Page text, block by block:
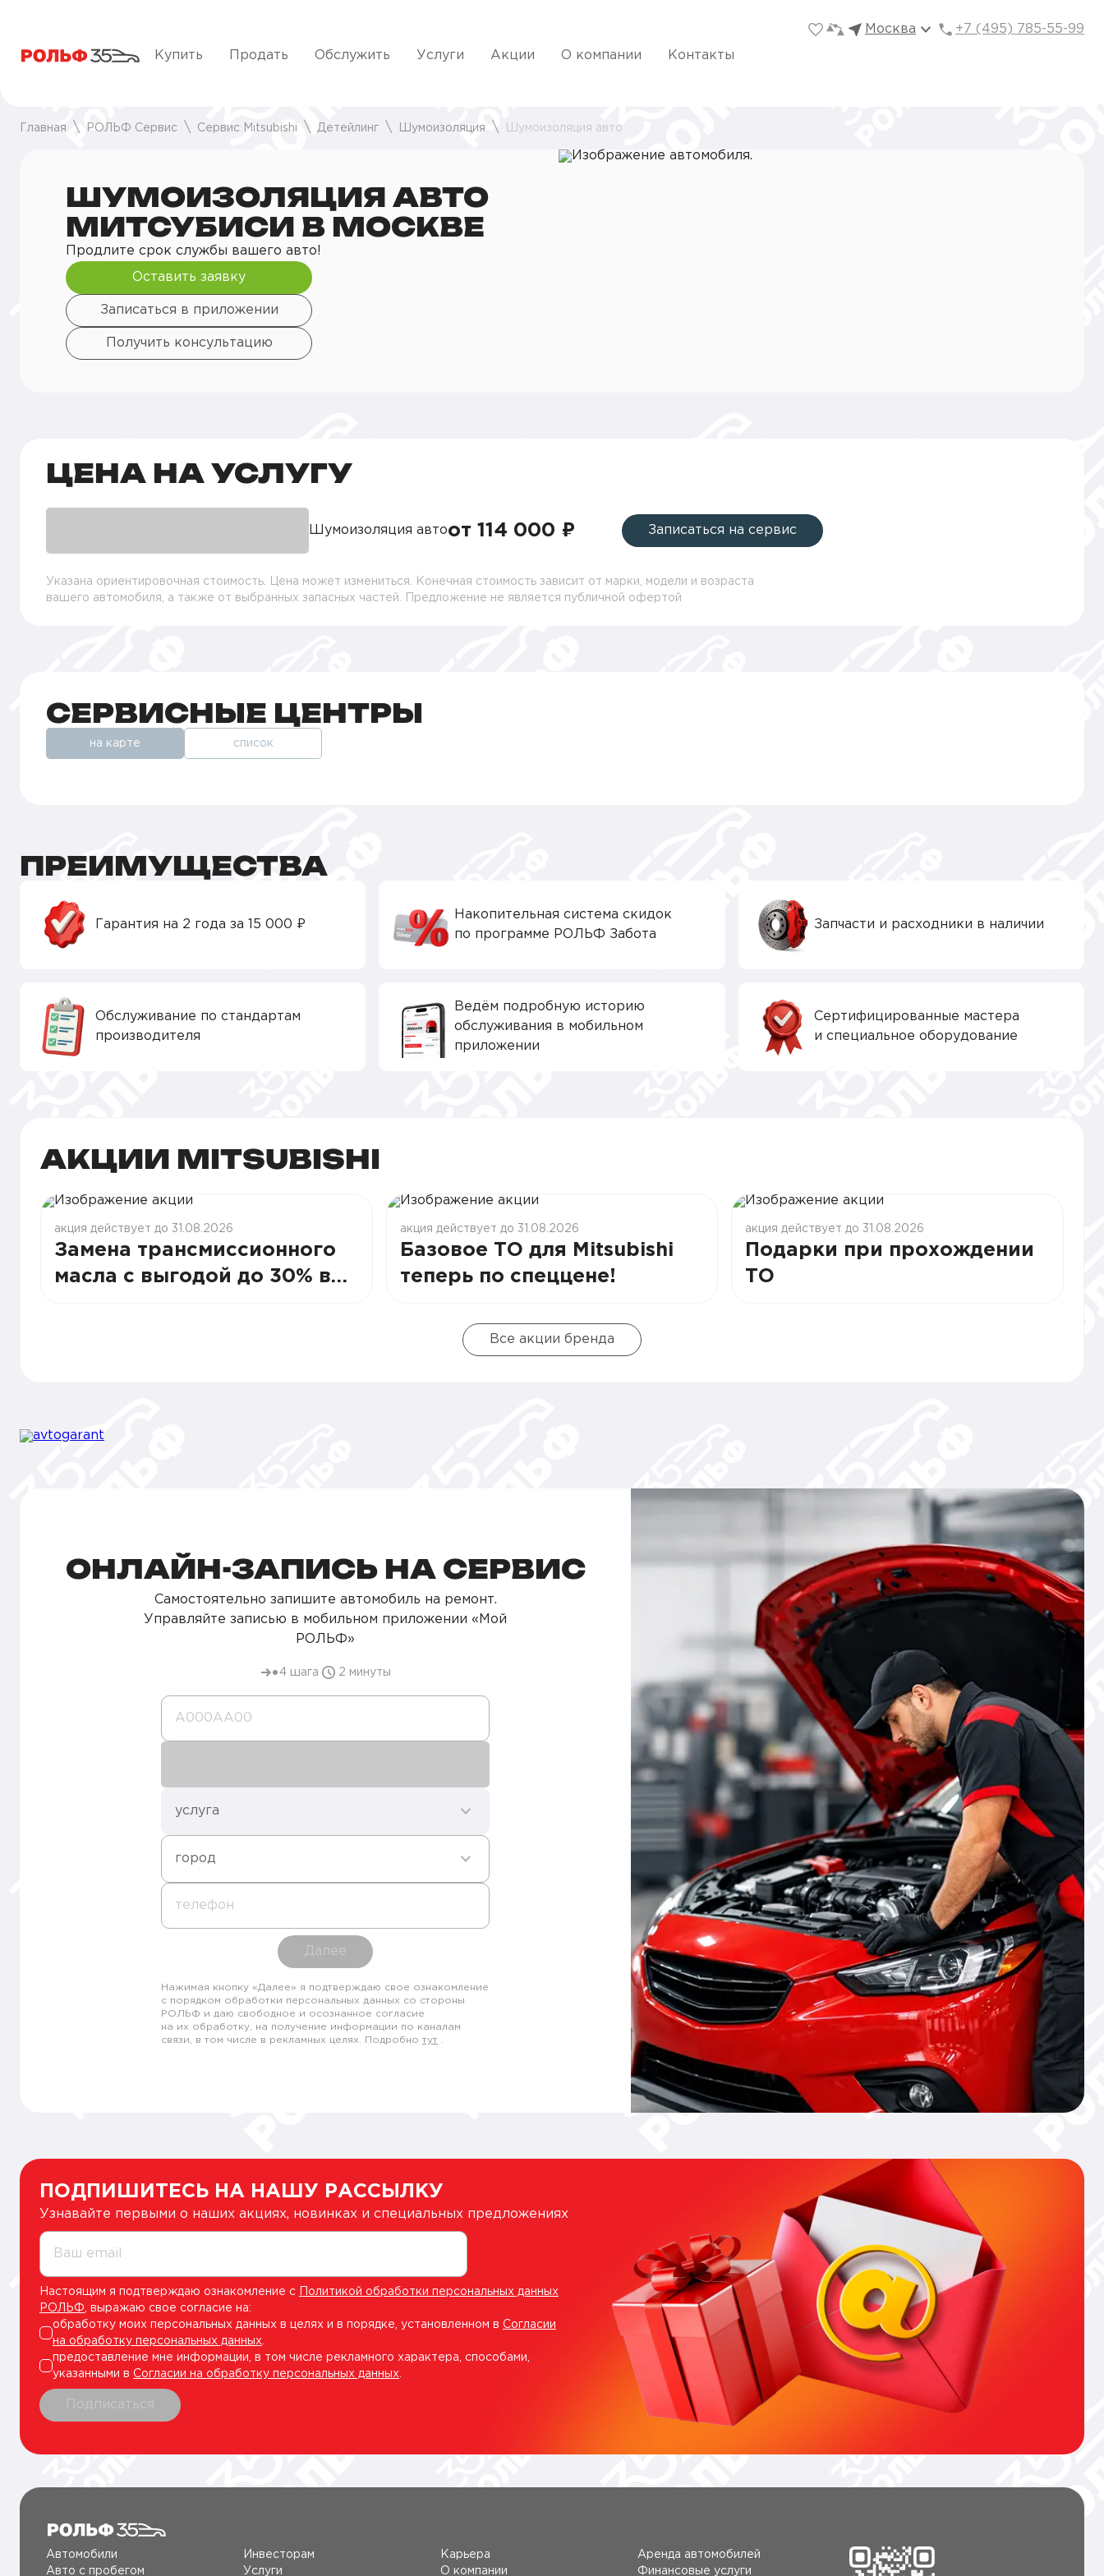
Москва +7 (495) 785-55-99
Купить Продать Обслужить Услуги Акции О компании Контакты
Главная РОЛЬФ Сервис Сервис Mitsubishi Детейлинг Шумоизоляция Шумоизоляция авто
ШУМОИЗОЛЯЦИЯ АВТО
МИТСУБИСИ В МОСКВЕ
Продлите срок службы вашего авто!
Оставить заявку
Записаться в приложении
Получить консультацию
ЦЕНА НА УСЛУГУ
Шумоизоляция автоот 114 000 ₽ Записаться на сервис
Указана ориентировочная стоимость. Цена может измениться. Конечная стоимость зависит от марки, модели и возраста
вашего автомобиля, а также от выбранных запасных частей. Предложение не является публичной офертой
СЕРВИСНЫЕ ЦЕНТРЫ
на карте список
ПРЕИМУЩЕСТВА
Гарантия на 2 года за 15 000 ₽
Накопительная система скидок
по программе РОЛЬФ Забота
Запчасти и расходники в наличии
Обслуживание по стандартам
производителя
Ведём подробную историю
обслуживания в мобильном
приложении
Сертифицированные мастера
и специальное оборудование
АКЦИИ MITSUBISHI
акция действует до 31.08.2026
Замена трансмиссионного
масла с выгодой до 30% в
акция действует до 31.08.2026
Базовое ТО для Mitsubishi
теперь по спеццене!
акция действует до 31.08.2026
Подарки при прохождении
ТО
Все акции бренда
ОНЛАЙН-ЗАПИСЬ НА СЕРВИС
Самостоятельно запишите автомобиль на ремонт.
Управляйте записью в мобильном приложении «Мой
РОЛЬФ»
4 шага 2 минуты
А000AA00
услуга
город
телефон
Далее
Нажимая кнопку «Далее» я подтверждаю свое ознакомление
с порядком обработки персональных данных со стороны
РОЛЬФ и даю свободное и осознанное согласие
на их обработку, на получение информации по каналам
связи, в том числе в рекламных целях. Подробно тут
ПОДПИШИТЕСЬ НА НАШУ РАССЫЛКУ
Узнавайте первыми о наших акциях, новинках и специальных предложениях
Ваш email
Настоящим я подтверждаю ознакомление с
Политикой обработки персональных данных
РОЛЬФ , выражаю свое согласие на:
обработку моих персональных данных в целях и в порядке, установленном в Согласии
на обработку персональных данных
предоставление мне информации, в том числе рекламного характера, способами,
указанными в Согласии на обработку персональных данных
Подписаться
Автомобили
Авто c пробегом
Инвесторам
Услуги
Карьера
О компании
Аренда автомобилей
Финансовые услуги